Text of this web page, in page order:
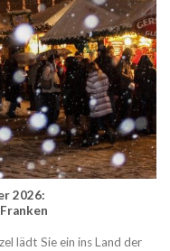
2026:
lädt Sie ein ins Land der